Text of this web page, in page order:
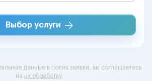
Выбор услуги
данные в полях заявки, вы соглашаетесь
на их обработку.